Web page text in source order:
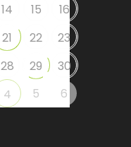
14 15
16
21 22
23
28 29
30
4 5 6